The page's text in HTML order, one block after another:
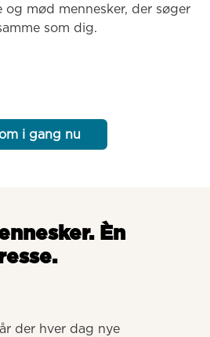
og mød mennesker, der søger
som dig.
i gang nu
Èn
der hver dag nye